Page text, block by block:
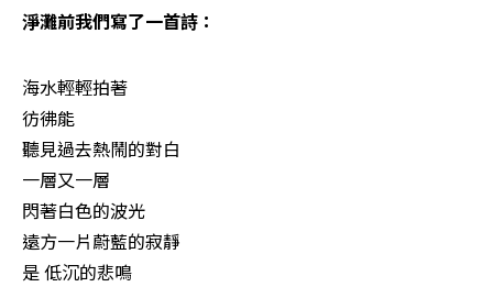
淨灘前我們寫了一首詩：
海水輕輕拍著
彷彿能
聽見過去熱鬧的對白
一層又一層
閃著白色的波光
遠方一片蔚藍的寂靜
是 低沉的悲鳴